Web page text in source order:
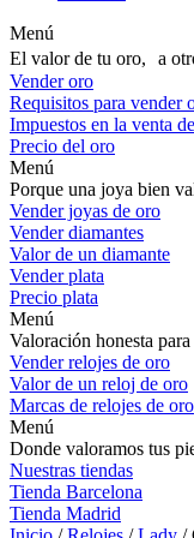
Menú
El valor de tu oro, a
Vender oro
Requisitos para vender
Impuestos en la venta
Precio del oro
Menú
Porque una joya bien
Vender joyas de oro
Vender diamantes
Valor de un diamante
Vender plata
Precio plata
Menú
Valoración honesta
Vender relojes de oro
Valor de un reloj de oro
Marcas de relojes de oro
Menú
Donde valoramos tus
Nuestras tiendas
Tienda Barcelona
Tienda Madrid